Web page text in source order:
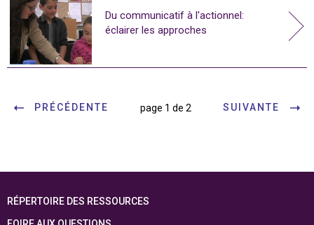
Du communicatif à l'actionnel:
éclairer les approches
PRÉCÉDENTE page 1 de 2 SUIVANTE
RÉPERTOIRE DES RESSOURCES